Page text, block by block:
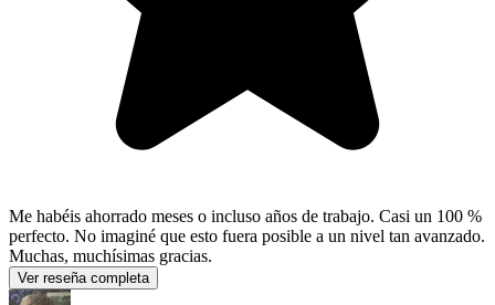
Me habéis ahorrado meses o incluso años de trabajo. Casi un 100 %
perfecto. No imaginé que esto fuera posible a un nivel tan avanzado.
Muchas, muchísimas gracias.
Ver reseña completa